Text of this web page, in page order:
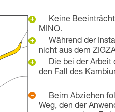
Keine
MINO.
Während der
nicht aus dem
Die bei der
den Fall des
Beim Abziehen
Weg, den der